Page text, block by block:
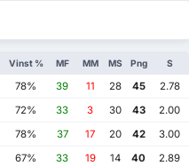
Vinst % MF MM MS Png S
78% 39 11 28 45
2.78
72% 33 3 30 43
2.00
78% 37 17 20 42
3.00
67% 33 19 14 40
2.89